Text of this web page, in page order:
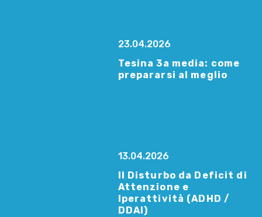
23.04.2026
Tesina 3a media: come
prepararsi al meglio
13.04.2026
Il Disturbo da Deficit di
Attenzione e
Iperattività (ADHD /
DDAI)